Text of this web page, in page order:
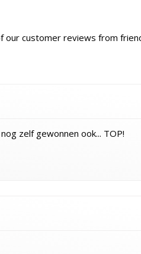
customer reviews from
zelf gewonnen ook... TOP!